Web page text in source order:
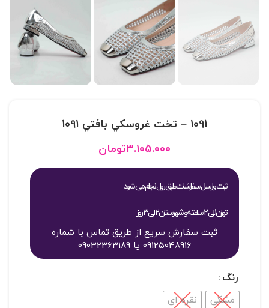
1091 – تخت غروسکي بافتي 1091
۳.۱۰۵.۰۰۰تومان
ثبت و ارسال سفارشات طبق روال انجام می شود
تهران 1 الی 2 ساعته و شهرستان 2 الی 3 روز
ثبت سفارش سریع از طریق تماس با شماره
09125048916 یا 09032363189
رنگ
مشکی
نقره ای